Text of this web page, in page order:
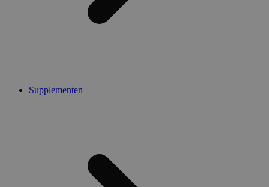
Supplementen